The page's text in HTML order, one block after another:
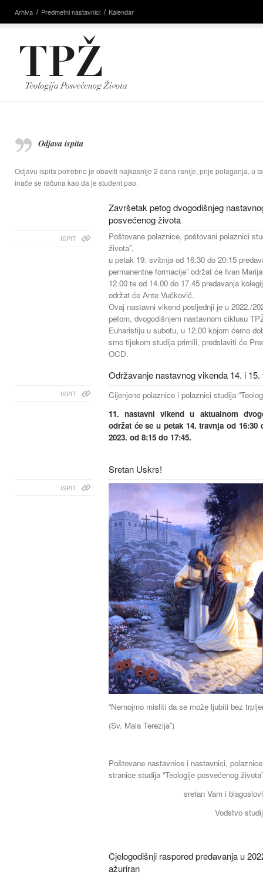
Arhiva Predmetni nastavnici Kalendar
Odjava ispita
Odjavu ispita potrebno je obaviti najkasnije 2 dana ranije, prije polaganja, u
inače se računa kao da je student pao.
Završetak petog dvogodišnjeg
posvećenog života
ISPIT
Poštovane polaznice, poštovani polaznici
života”,
u petak 19. svibnja od 16:30 do 20:15
permanentne formacije” održat će Ivan
12.00 te od 14.00 do 17.45 predavanja
održat će Ante Vučković.
Ovaj nastavni vikend posljednji je u 2022./
petom, dvogodišnjem nastavnom ciklusu
Euharistiju u subotu, u 12.00 kojom ćemo
smo tijekom studija primili, predslaviti će
OCD.
Održavanje nastavnog vikenda 14. i 15.
ISPIT
Cijenjene polaznice i polaznici studija
11. nastavni vikend u aktualnom
održat će se u petak 14. travnja od
2023. od 8:15 do 17:45.
Sretan Uskrs!
ISPIT
“Nemojmo misliti da se može ljubiti bez
(Sv. Mala Terezija”)
Poštovane nastavnice i nastavnici,
stranice studija “Teologije posvećenog
sretan Vam i
Vodstvo
Cjelogodišnji raspored predavanja u
ažuriran